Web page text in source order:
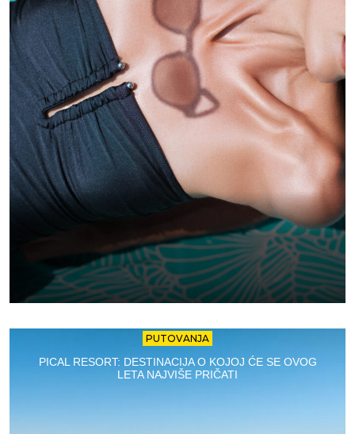
PUTOVANJA
PICAL RESORT: DESTINACIJA O KOJOJ ĆE SE OVOG
LETA NAJVIŠE PRIČATI